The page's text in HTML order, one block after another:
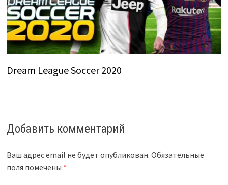
Dream League Soccer 2020
Добавить комментарий
Ваш адрес email не будет опубликован. Обязательные
поля помечены *